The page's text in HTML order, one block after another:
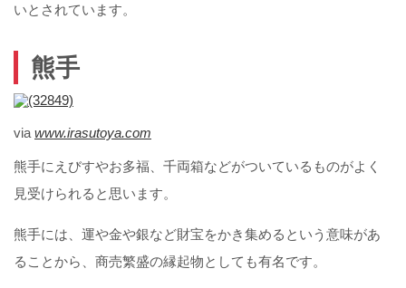
いとされています。
熊手
via www.irasutoya.com
熊手にえびすやお多福、千両箱などがついているものがよく
見受けられると思います。
熊手には、運や金や銀など財宝をかき集めるという意味があ
ることから、商売繁盛の縁起物としても有名です。